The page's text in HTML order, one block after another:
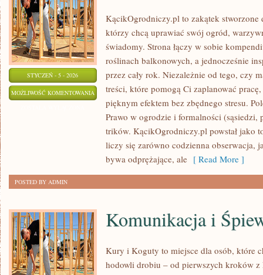
STYCZEŃ - 5 - 2026
MOŻLIWOŚĆ KOMENTOWANIA
ROBIĆ
OGRODZIE
WIOSNĄ?
KącikOgrodniczy.pl to zakątek
którzy chcą uprawiać swój ogród,
świadomy. Strona łączy w sobie
roślinach balkonowych, a jednocześnie
przez cały rok. Niezależnie od tego, czy
treści, które pomogą Ci zaplanować
pięknym efektem bez zbędnego stresu.
Prawo w ogrodzie i formalności
trików. KącikOgrodniczy.pl powstał jako
liczy się zarówno codzienna obserwacja,
bywa odprężające, ale [ Read More ]
POSTED BY ADMIN
Komunikacja i
Kury i Koguty to miejsce dla osób, które
hodowli drobiu – od pierwszych kroków